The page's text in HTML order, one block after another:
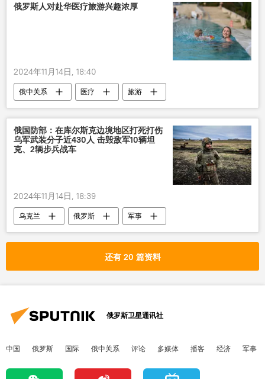
俄罗斯人对赴华医疗旅游兴趣浓厚
2024年11月14日, 18:40
俄中关系 医疗 旅游
俄国防部：在库尔斯克边境地区打死打伤
乌军武装分子近430人 击毁敌军10辆坦
克、2辆步兵战车
2024年11月14日, 18:39
乌克兰 俄罗斯 军事
还有 20 篇资料
俄罗斯卫星通讯社
中国 俄罗斯 国际 俄中关系 评论 多媒体 播客 经济 军事